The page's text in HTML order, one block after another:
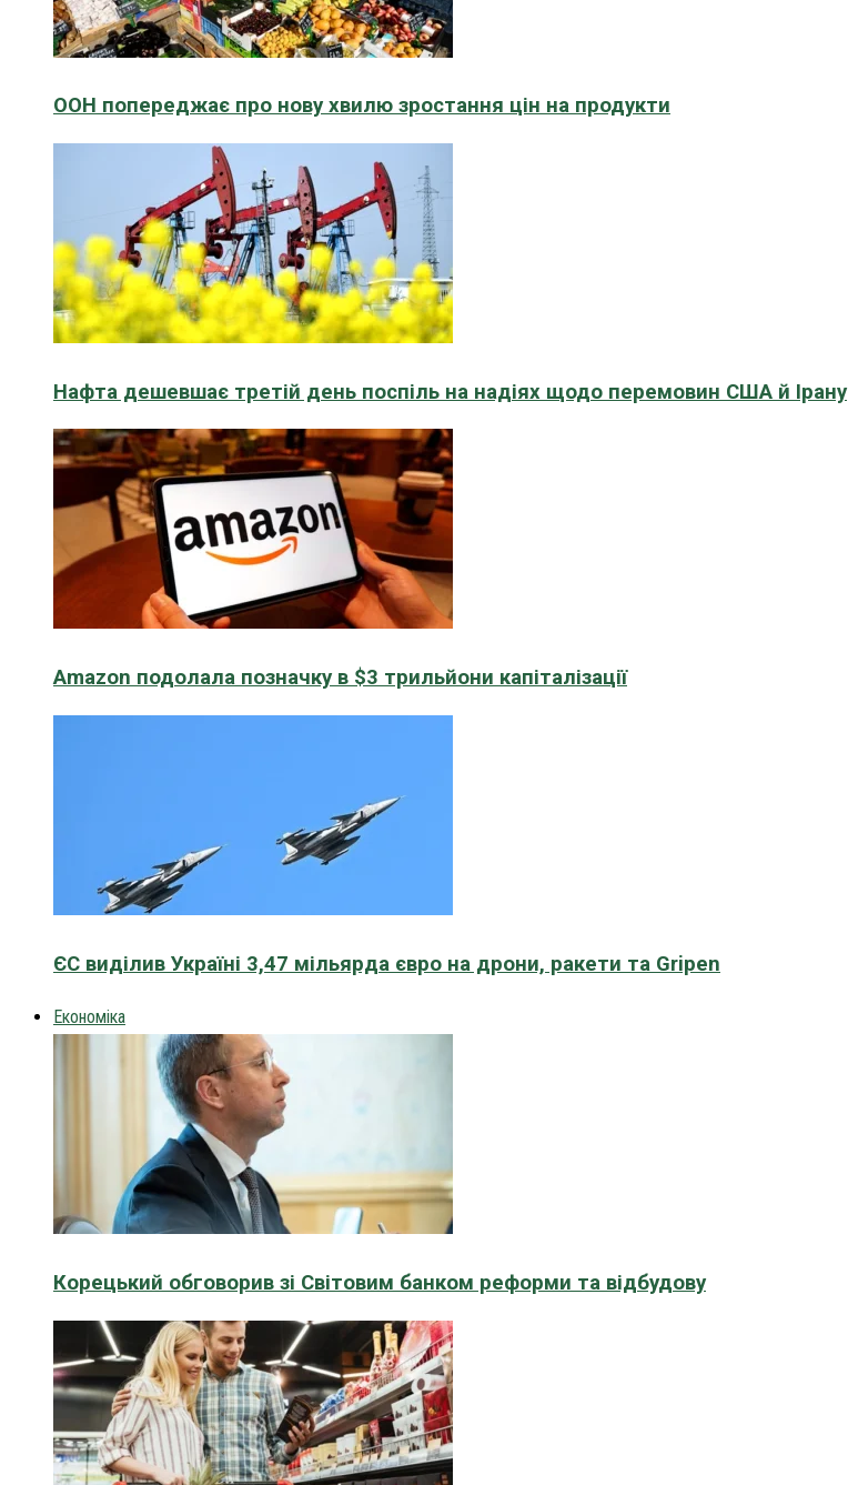
ООН попереджає про нову хвилю зростання цін на продукти
Нафта дешевшає третій день поспіль на надіях щодо перемовин США й Ірану
Amazon подолала позначку в $3 трильйони капіталізації
ЄС виділив Україні 3,47 мільярда євро на дрони, ракети та Gripen
Економіка
Корецький обговорив зі Світовим банком реформи та відбудову